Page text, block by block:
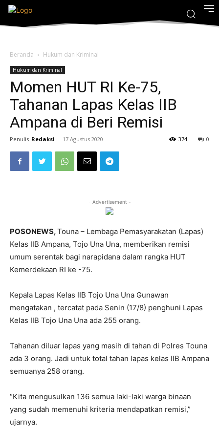
Beranda Hukum dan Kriminal
Hukum dan Kriminal
Momen HUT RI Ke-75,
Tahanan Lapas Kelas IIB
Ampana di Beri Remisi
Penulis Redaksi - 17 Agustus 2020 0
374
- Advertisement -
POSONEWS,Touna – Lembaga Pemasyarakatan (Lapas)
Kelas IIB Ampana, Tojo Una Una, memberikan remisi
umum serentak bagi narapidana dalam rangka HUT
Kemerdekaan RI ke -75.
Kepala Lapas Kelas IIB Tojo Una Una Gunawan
mengatakan , tercatat pada Senin (17/8) penghuni Lapas
Kelas IIB Tojo Una Una ada 255 orang.
Tahanan diluar lapas yang masih di tahan di Polres Touna
ada 3 orang. Jadi untuk total tahan lapas kelas IIB Ampana
semuanya 258 orang.
“Kita mengusulkan 136 semua laki-laki warga binaan
yang sudah memenuhi kriteria mendapatkan remisi,”
ujarnya.